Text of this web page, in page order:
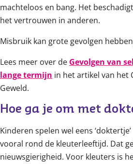
machteloos en bang. Het
het vertrouwen in anderen.
Misbruik kan grote gevolgen
Lees meer over de Gevolgen van
lange termijn in het artikel van het
Geweld.
Hoe ga je om met
Kinderen spelen wel eens
vooral rond de kleuterleeftijd. Dat
nieuwsgierigheid. Voor kleuters is